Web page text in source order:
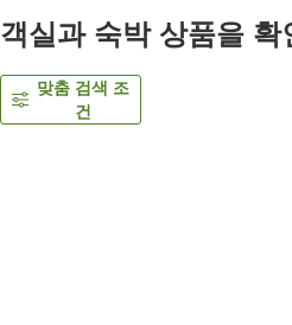
객실과 숙박 상품을 확
맞춤 검색 조
건